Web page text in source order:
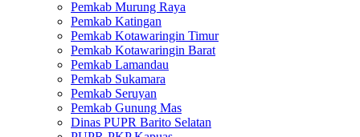
Pemkab Murung Raya
Pemkab Katingan
Pemkab Kotawaringin Timur
Pemkab Kotawaringin Barat
Pemkab Lamandau
Pemkab Sukamara
Pemkab Seruyan
Pemkab Gunung Mas
Dinas PUPR Barito Selatan